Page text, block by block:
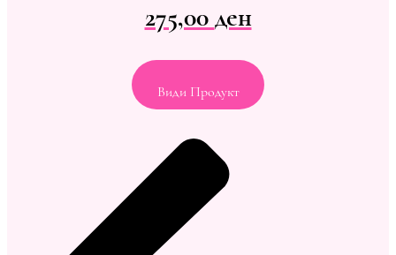
275,00ден
Види Продукт